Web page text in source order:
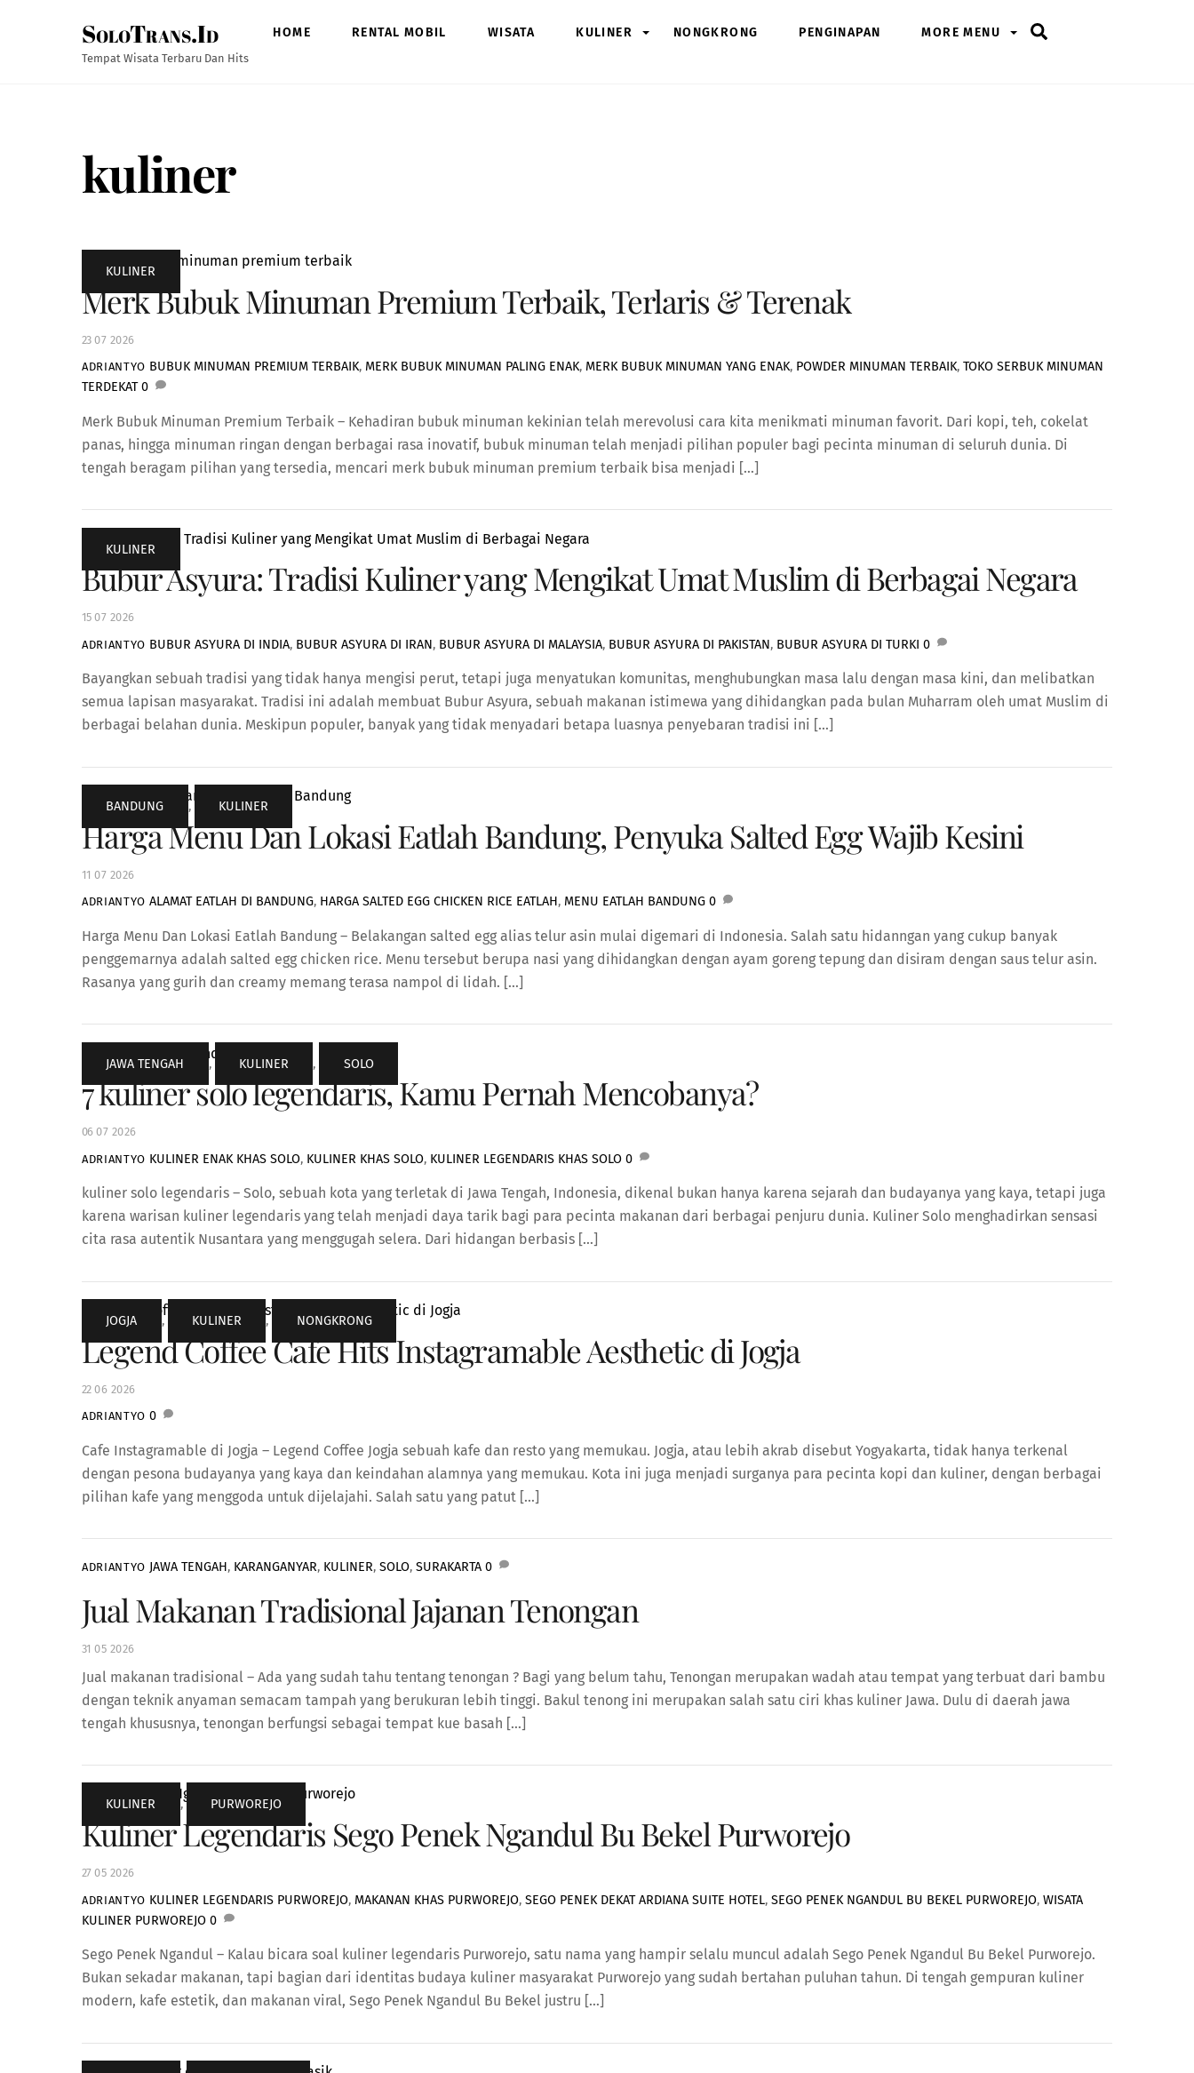
SoloTrans.Id
Tempat Wisata Terbaru Dan Hits
HOME RENTAL MOBIL WISATA KULINER NONGKRONG PENGINAPAN MORE MENU
kuliner
23 07 2026
Merk Bubuk Minuman Premium Terbaik, Terlaris & Terenak
ADRIANTYO
KULINER
BUBUK MINUMAN PREMIUM TERBAIK, MERK BUBUK MINUMAN PALING ENAK, MERK BUBUK MINUMAN YANG ENAK, POWDER MINUMAN TERBAIK, TOKO SERBUK MINUMAN
TERDEKAT 0
Merk Bubuk Minuman Premium Terbaik – Kehadiran bubuk minuman kekinian telah merevolusi cara kita menikmati minuman favorit. Dari kopi, teh, cokelat
panas, hingga minuman ringan dengan berbagai rasa inovatif, bubuk minuman telah menjadi pilihan populer bagi pecinta minuman di seluruh dunia. Di
tengah beragam pilihan yang tersedia, mencari merk bubuk minuman premium terbaik bisa menjadi […]
15 07 2026
Bubur Asyura: Tradisi Kuliner yang Mengikat Umat Muslim di Berbagai Negara
ADRIANTYO
KULINER
BUBUR ASYURA DI INDIA, BUBUR ASYURA DI IRAN, BUBUR ASYURA DI MALAYSIA, BUBUR ASYURA DI PAKISTAN, BUBUR ASYURA DI TURKI 0
Bayangkan sebuah tradisi yang tidak hanya mengisi perut, tetapi juga menyatukan komunitas, menghubungkan masa lalu dengan masa kini, dan melibatkan
semua lapisan masyarakat. Tradisi ini adalah membuat Bubur Asyura, sebuah makanan istimewa yang dihidangkan pada bulan Muharram oleh umat Muslim di
berbagai belahan dunia. Meskipun populer, banyak yang tidak menyadari betapa luasnya penyebaran tradisi ini […]
11 07 2026
Harga Menu Dan Lokasi Eatlah Bandung, Penyuka Salted Egg Wajib Kesini
ADRIANTYO
BANDUNG , KULINER
ALAMAT EATLAH DI BANDUNG, HARGA SALTED EGG CHICKEN RICE EATLAH, MENU EATLAH BANDUNG 0
Harga Menu Dan Lokasi Eatlah Bandung – Belakangan salted egg alias telur asin mulai digemari di Indonesia. Salah satu hidanngan yang cukup banyak
penggemarnya adalah salted egg chicken rice. Menu tersebut berupa nasi yang dihidangkan dengan ayam goreng tepung dan disiram dengan saus telur asin.
Rasanya yang gurih dan creamy memang terasa nampol di lidah. […]
06 07 2026
7 kuliner solo legendaris, Kamu Pernah Mencobanya?
ADRIANTYO
JAWA TENGAH , KULINER , SOLO
KULINER ENAK KHAS SOLO, KULINER KHAS SOLO, KULINER LEGENDARIS KHAS SOLO 0
kuliner solo legendaris – Solo, sebuah kota yang terletak di Jawa Tengah, Indonesia, dikenal bukan hanya karena sejarah dan budayanya yang kaya, tetapi juga
karena warisan kuliner legendaris yang telah menjadi daya tarik bagi para pecinta makanan dari berbagai penjuru dunia. Kuliner Solo menghadirkan sensasi
cita rasa autentik Nusantara yang menggugah selera. Dari hidangan berbasis […]
22 06 2026
Legend Coffee Cafe Hits Instagramable Aesthetic di Jogja
ADRIANTYO
JOGJA , KULINER , NONGKRONG
0
Cafe Instagramable di Jogja – Legend Coffee Jogja sebuah kafe dan resto yang memukau. Jogja, atau lebih akrab disebut Yogyakarta, tidak hanya terkenal
dengan pesona budayanya yang kaya dan keindahan alamnya yang memukau. Kota ini juga menjadi surganya para pecinta kopi dan kuliner, dengan berbagai
pilihan kafe yang menggoda untuk dijelajahi. Salah satu yang patut […]
31 05 2026
Jual Makanan Tradisional Jajanan Tenongan
ADRIANTYO JAWA TENGAH, KARANGANYAR, KULINER, SOLO, SURAKARTA 0
Jual makanan tradisional – Ada yang sudah tahu tentang tenongan ? Bagi yang belum tahu, Tenongan merupakan wadah atau tempat yang terbuat dari bambu
dengan teknik anyaman semacam tampah yang berukuran lebih tinggi. Bakul tenong ini merupakan salah satu ciri khas kuliner Jawa. Dulu di daerah jawa
tengah khususnya, tenongan berfungsi sebagai tempat kue basah […]
27 05 2026
Kuliner Legendaris Sego Penek Ngandul Bu Bekel Purworejo
ADRIANTYO
KULINER , PURWOREJO
KULINER LEGENDARIS PURWOREJO, MAKANAN KHAS PURWOREJO, SEGO PENEK DEKAT ARDIANA SUITE HOTEL, SEGO PENEK NGANDUL BU BEKEL PURWOREJO, WISATA
KULINER PURWOREJO 0
Sego Penek Ngandul – Kalau bicara soal kuliner legendaris Purworejo, satu nama yang hampir selalu muncul adalah Sego Penek Ngandul Bu Bekel Purworejo.
Bukan sekadar makanan, tapi bagian dari identitas budaya kuliner masyarakat Purworejo yang sudah bertahan puluhan tahun. Di tengah gempuran kuliner
modern, kafe estetik, dan makanan viral, Sego Penek Ngandul Bu Bekel justru […]